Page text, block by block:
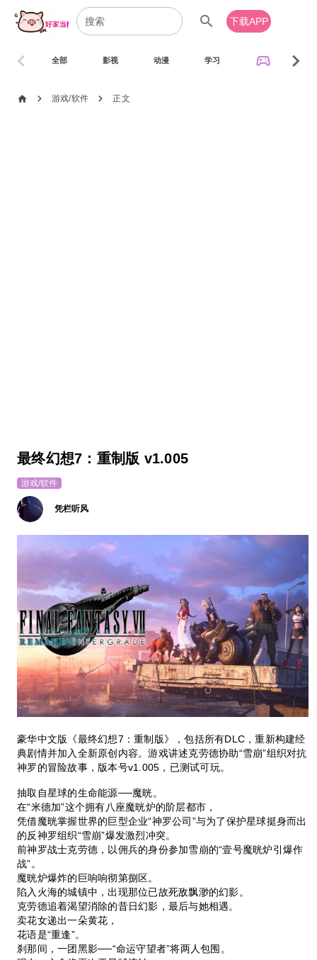
search 下载APP
全部 影视 动漫 学习 sports_esports
chevron_left chevron_right
home chevron_right 游戏/软件 chevron_right 正文
最终幻想7：重制版 v1.005
游戏/软件
凭栏听风
豪华中文版《最终幻想7：重制版》，包括所有DLC，重新构建经
典剧情并加入全新原创内容。游戏讲述克劳德协助“雪崩”组织对抗
神罗的冒险故事，版本号v1.005，已测试可玩。
抽取自星球的生命能源──魔晄。
在“米德加”这个拥有八座魔晄炉的阶层都市，
凭借魔晄掌握世界的巨型企业“神罗公司”与为了保护星球挺身而出
的反神罗组织“雪崩”爆发激烈冲突。
前神罗战士克劳德，以佣兵的身份参加雪崩的“壹号魔晄炉引爆作
战”。
魔晄炉爆炸的巨响响彻第捌区。
陷入火海的城镇中，出现那位已故死敌飘渺的幻影。
克劳德追着渴望消除的昔日幻影，最后与她相遇。
卖花女递出一朵黄花，
花语是“重逢”。
刹那间，一团黑影──“命运守望者”将两人包围。